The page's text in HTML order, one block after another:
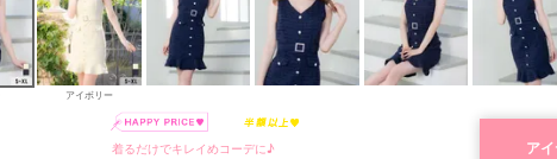
アイボリー
着るだけでキレイめコーデに♪
ア